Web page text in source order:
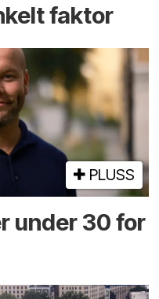
faktor
PLUSS
under 30 for